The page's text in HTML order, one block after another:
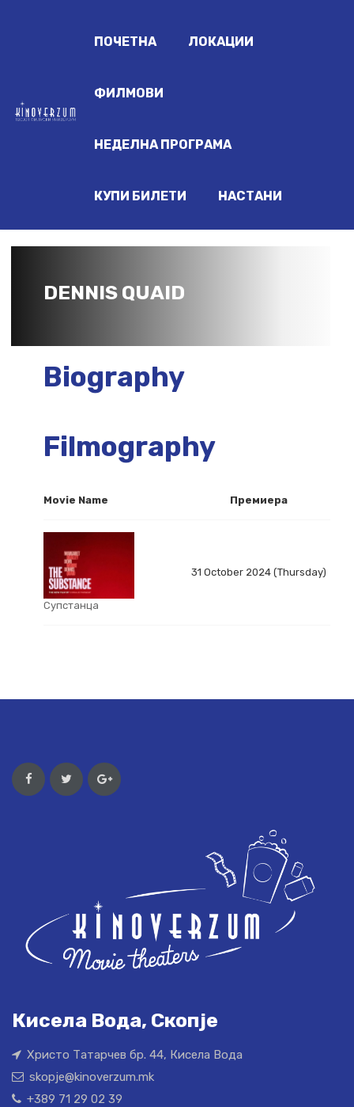
ПОЧЕТНА ЛОКАЦИИ
ФИЛМОВИ
НЕДЕЛНА ПРОГРАМА
КУПИ БИЛЕТИ НАСТАНИ
DENNIS QUAID
Biography
Filmography
Movie Name Премиера
Супстанца
31 October 2024 (Thursday)
Кисела Вода, Скопје
Христо Татарчев бр. 44, Кисела Вода
skopje@kinoverzum.mk
+389 71 29 02 39